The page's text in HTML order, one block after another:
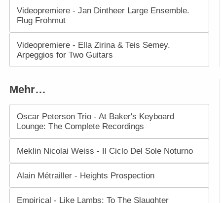
Videopremiere - Jan Dintheer Large Ensemble.
Flug Frohmut
Videopremiere - Ella Zirina & Teis Semey.
Arpeggios for Two Guitars
Mehr…
Oscar Peterson Trio - At Baker's Keyboard
Lounge: The Complete Recordings
Meklin Nicolai Weiss - Il Ciclo Del Sole Noturno
Alain Métrailler - Heights Prospection
Empirical - Like Lambs: To The Slaughter